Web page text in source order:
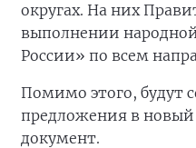
округах. На них
выполнении
России» по всем
Помимо этого, будут
предложения в
документ.